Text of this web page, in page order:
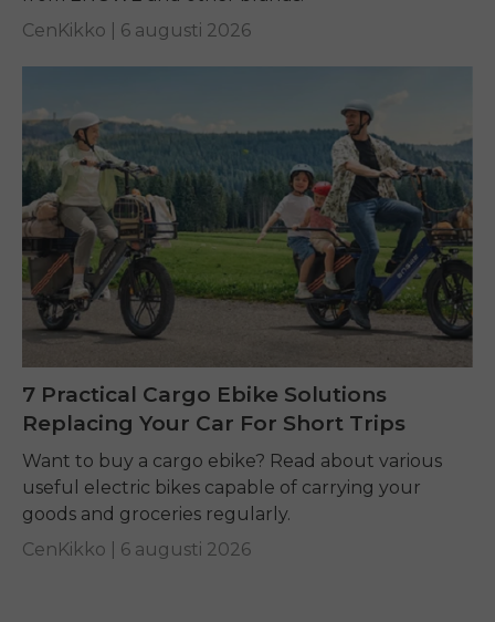
CenKikko | 6 augusti 2026
7 Practical Cargo Ebike Solutions
Replacing Your Car For Short Trips
Want to buy a cargo ebike? Read about various
useful electric bikes capable of carrying your
goods and groceries regularly.
CenKikko | 6 augusti 2026